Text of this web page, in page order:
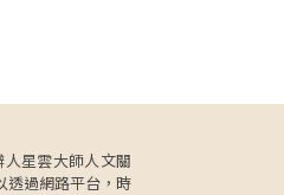
星雲大師人文關
透過網路平台，時